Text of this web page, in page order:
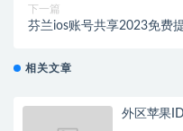
下一篇
芬兰ios账号共享2023免费
相关文章
外区苹果